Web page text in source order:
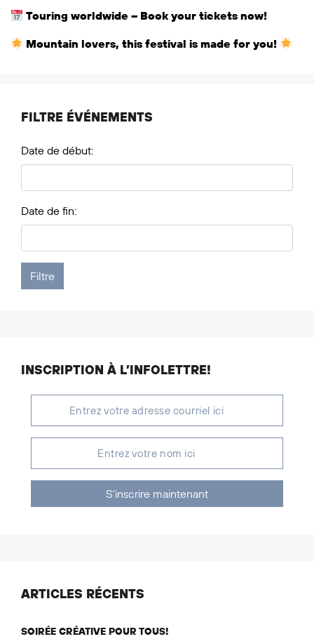
Touring worldwide – Book your tickets now!
Mountain lovers, this festival is made for you!
FILTRE ÉVÉNEMENTS
Date de début:
Date de fin:
INSCRIPTION À L’INFOLETTRE!
S'inscrire maintenant
ARTICLES RÉCENTS
SOIRÉE CRÉATIVE POUR TOUS!